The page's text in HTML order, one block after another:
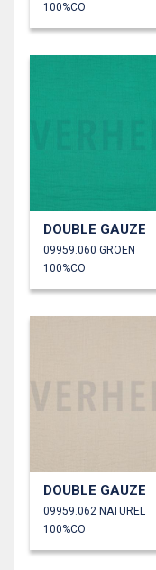
100%CO
DOUBLE GAUZE
09959.060 GROEN
100%CO
DOUBLE GAUZE
09959.062 NATUREL
100%CO